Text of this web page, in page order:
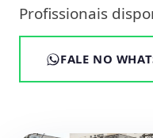
Profissionais
FALE NO